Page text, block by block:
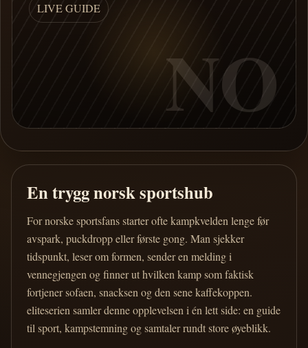
LIVE GUIDE
NO
En trygg norsk sportshub
For norske sportsfans starter ofte kampkvelden lenge før
avspark, puckdropp eller første gong. Man sjekker
tidspunkt, leser om formen, sender en melding i
vennegjengen og finner ut hvilken kamp som faktisk
fortjener sofaen, snacksen og den sene kaffekoppen.
eliteserien samler denne opplevelsen i én lett side: en guide
til sport, kampstemning og samtaler rundt store øyeblikk.